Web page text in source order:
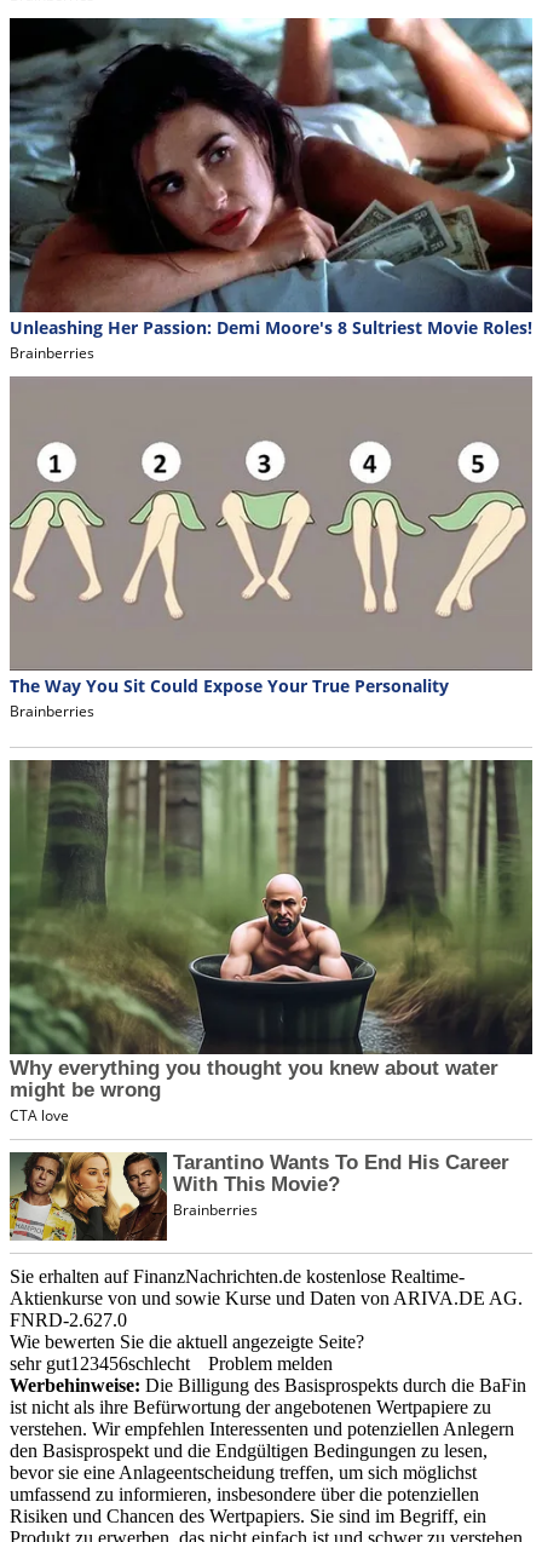
Sie erhalten auf FinanzNachrichten.de kostenlose Realtime-
Aktienkurse von und sowie Kurse und Daten von ARIVA.DE AG.
FNRD-2.627.0
Wie bewerten Sie die aktuell angezeigte Seite?
sehr gut1 23456schlecht
Problem melden
Werbehinweise: Die Billigung des Basisprospekts durch die BaFin
ist nicht als ihre Befürwortung der angebotenen Wertpapiere zu
verstehen. Wir empfehlen Interessenten und potenziellen Anlegern
den Basisprospekt und die Endgültigen Bedingungen zu lesen,
bevor sie eine Anlageentscheidung treffen, um sich möglichst
umfassend zu informieren, insbesondere über die potenziellen
Risiken und Chancen des Wertpapiers. Sie sind im Begriff, ein